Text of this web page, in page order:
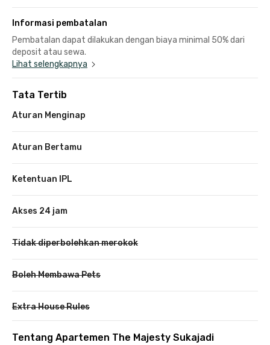
Informasi pembatalan
Pembatalan dapat dilakukan dengan biaya minimal 50% dari
deposit atau sewa.
Lihat selengkapnya
Tata Tertib
Aturan Menginap
Aturan Bertamu
Ketentuan IPL
Akses 24 jam
Tidak diperbolehkan merokok
Boleh Membawa Pets
Extra House Rules
Tentang Apartemen The Majesty Sukajadi